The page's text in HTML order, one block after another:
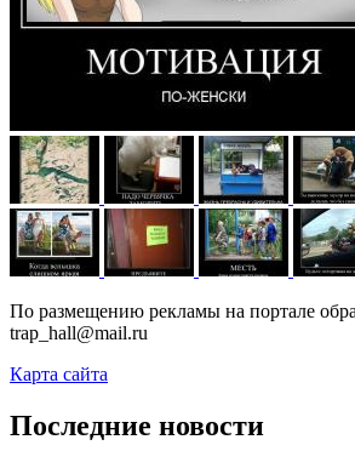
По размещению рекламы на портале
trap_hall@mail.ru
Карта сайта
Последние новости